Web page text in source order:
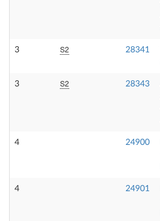
3 S2 28341
3 S2 28343
4 24900
4 24901